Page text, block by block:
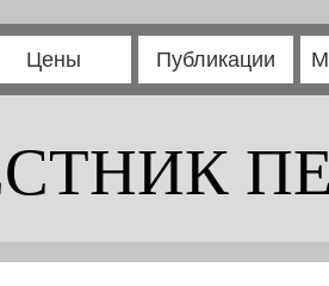
Цены Публикации